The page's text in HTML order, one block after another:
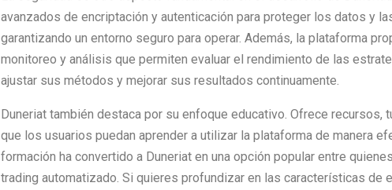
avanzados de encriptación y autenticación para proteger los datos y
garantizando un entorno seguro para operar. Además, la plataforma
monitoreo y análisis que permiten evaluar el rendimiento de las
ajustar sus métodos y mejorar sus resultados continuamente.
Duneriat también destaca por su enfoque educativo. Ofrece recursos,
que los usuarios puedan aprender a utilizar la plataforma de manera
formación ha convertido a Duneriat en una opción popular entre
trading automatizado. Si quieres profundizar en las características de